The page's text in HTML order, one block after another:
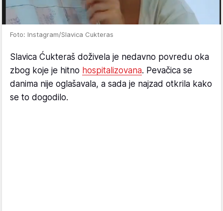
Foto: Instagram/Slavica Cukteras
Slavica Ćukteraš doživela je nedavno povredu oka
zbog koje je hitno hospitalizovana. Pevačica se
danima nije oglašavala, a sada je najzad otkrila kako
se to dogodilo.